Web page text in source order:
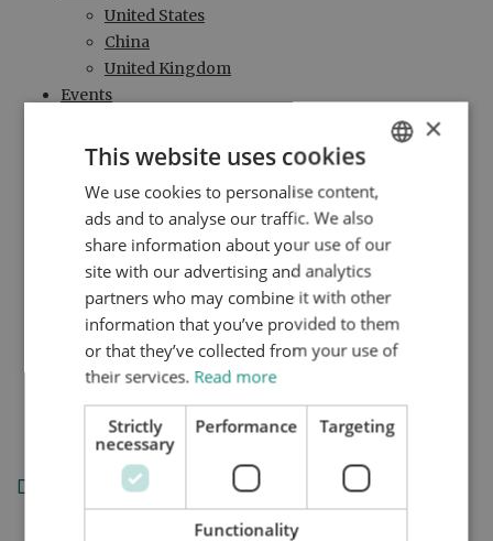
United States
China
United Kingdom
Events
Referrals
Consult with George
Consult with Iseult
Consult with John
Consult with Esme
Privacy
Algemene voorwaarden
Complaints
Cookies
De specialisten
ENGLISH
DUTCH
HTTPS://WWW.MYNTA.NL/EN/COOKIES
×
This website uses cookies
We use cookies to personalise content,
ads and to analyse our traffic. We also
share information about your use of our
site with our advertising and analytics
partners who may combine it with other
information that you’ve provided to them
or that they’ve collected from your use of
their services. Read more
Strictly
necessary
Performance Targeting
Functionality